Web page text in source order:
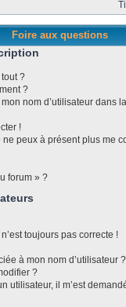
Foire aux questions
?
?
nom d’utilisateur dans
!
peux à présent plus me
forum » ?
toujours pas correcte !
à mon nom d’utilisateur ?
?
utilisateur, il m’est